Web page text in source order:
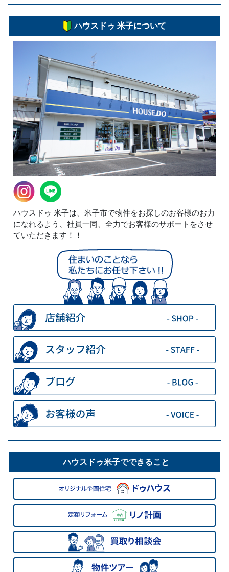
ハウスドゥ 米子について
ハウスドゥ 米子は、米子市で物件をお探しのお客様のお力
になれるよう、社員一同、全力でお客様のサポートをさせ
ていただきます！！
ハウスドゥ米子でできること